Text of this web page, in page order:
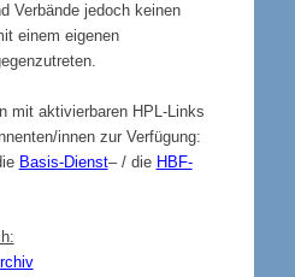
Verbände jedoch keinen
einem eigenen
mit aktivierbaren HPL-Links
innen zur Verfügung:
Basis-Dienst– / die HBF-